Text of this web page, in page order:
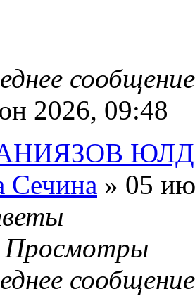
2026, 09:48
Сечина » 05
Просмотры